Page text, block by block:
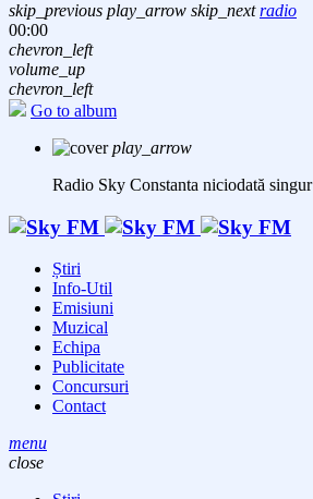
skip_previous play_arrow skip_next radio
00:00
chevron_left
volume_up
chevron_left
Go to album
play_arrow
Radio Sky Constanta niciodată singur
Știri
Info-Util
Emisiuni
Muzical
Echipa
Publicitate
Concursuri
Contact
menu
close